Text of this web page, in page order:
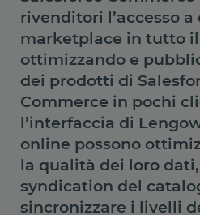
rivenditori l’accesso
marketplace in tutto
ottimizzando e
dei prodotti di
Commerce in pochi
l’interfaccia di
online possono
la qualità dei loro
syndication del
sincronizzare i livelli